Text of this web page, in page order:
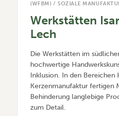
(WFBM) / SOZIALE
Werkstätten
Lech
Die Werkstätten im
hochwertige
Inklusion. In den Bereichen
Kerzenmanufaktur fertigen
Behinderung langlebige
zum Detail.